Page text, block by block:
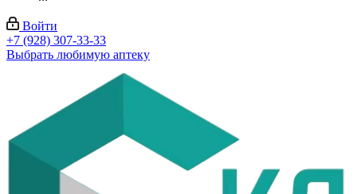
Войти
+7 (928) 307-33-33
Выбрать любимую аптеку